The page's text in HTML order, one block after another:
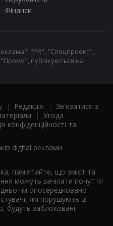
Фінанси
"PR", "Спецпроект",
публікуються на
| Редакція | Зв'язатися з
| Угода
конфіденційності та
digital реклами
пам'ятайте, що зміст та
можуть зачіпати почуття
чи опосередковано
які порушують ці
будуть заблоковані.